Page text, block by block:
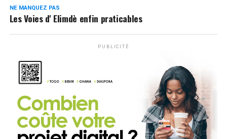
NE MANQUEZ PAS
Les Voies d' Elimdè enfin praticables
PUBLICITÉ